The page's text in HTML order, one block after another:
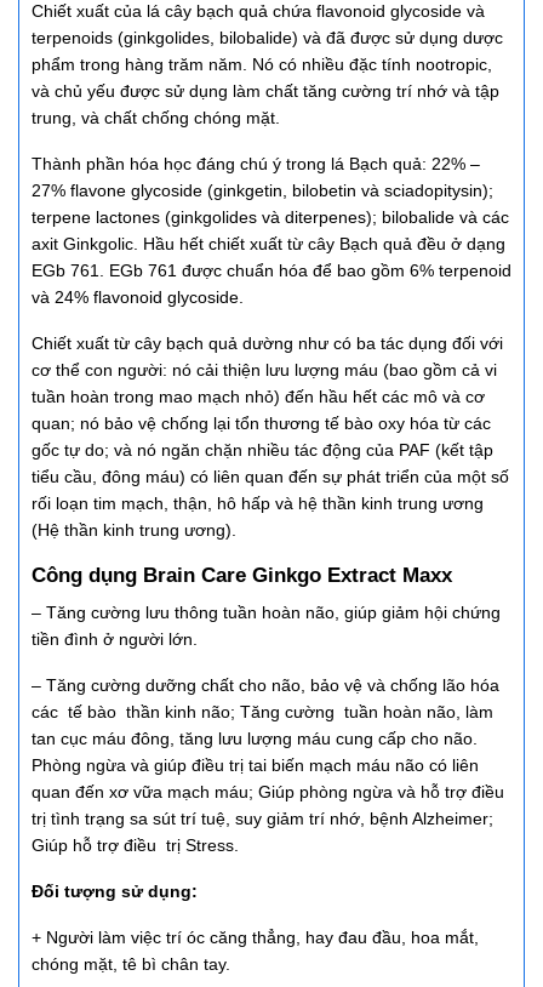
Chiết xuất của lá cây bạch quả chứa flavonoid glycoside và
terpenoids (ginkgolides, bilobalide) và đã được sử dụng dược
phẩm trong hàng trăm năm. Nó có nhiều đặc tính nootropic,
và chủ yếu được sử dụng làm chất tăng cường trí nhớ và tập
trung, và chất chống chóng mặt.
Thành phần hóa học đáng chú ý trong lá Bạch quả: 22% –
27% flavone glycoside (ginkgetin, bilobetin và sciadopitysin);
terpene lactones (ginkgolides và diterpenes); bilobalide và các
axit Ginkgolic. Hầu hết chiết xuất từ cây Bạch quả đều ở dạng
EGb 761. EGb 761 được chuẩn hóa để bao gồm 6% terpenoid
và 24% flavonoid glycoside.
Chiết xuất từ cây bạch quả dường như có ba tác dụng đối với
cơ thể con người: nó cải thiện lưu lượng máu (bao gồm cả vi
tuần hoàn trong mao mạch nhỏ) đến hầu hết các mô và cơ
quan; nó bảo vệ chống lại tổn thương tế bào oxy hóa từ các
gốc tự do; và nó ngăn chặn nhiều tác động của PAF (kết tập
tiểu cầu, đông máu) có liên quan đến sự phát triển của một số
rối loạn tim mạch, thận, hô hấp và hệ thần kinh trung ương
(Hệ thần kinh trung ương).
Công dụng Brain Care Ginkgo Extract Maxx
– Tăng cường lưu thông tuần hoàn não, giúp giảm hội chứng
tiền đình ở người lớn.
– Tăng cường dưỡng chất cho não, bảo vệ và chống lão hóa
các tế bào thần kinh não; Tăng cường tuần hoàn não, làm
tan cục máu đông, tăng lưu lượng máu cung cấp cho não.
Phòng ngừa và giúp điều trị tai biến mạch máu não có liên
quan đến xơ vữa mạch máu; Giúp phòng ngừa và hỗ trợ điều
trị tình trạng sa sút trí tuệ, suy giảm trí nhớ, bệnh Alzheimer;
Giúp hỗ trợ điều trị Stress.
Đối tượng sử dụng:
+ Người làm việc trí óc căng thẳng, hay đau đầu, hoa mắt,
chóng mặt, tê bì chân tay.